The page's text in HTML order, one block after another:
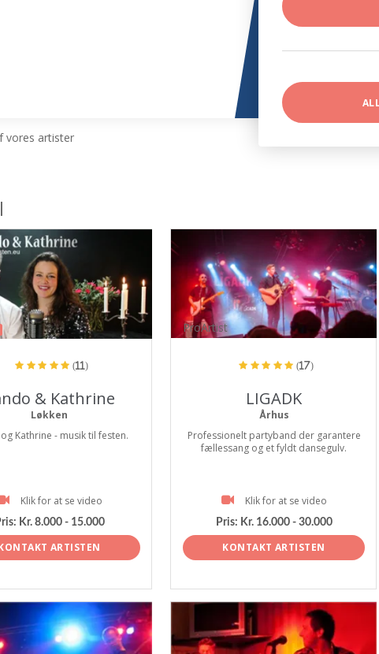
vores artister
(11)
& Kathrine
Løkken
Kathrine - musik til festen.
Klik for at se video
Kr. 8.000 - 15.000
ARTISTEN
ProArtist
(17)
LIGADK
Århus
Professionelt partyband der garantere
fællessang og et fyldt dansegulv.
Klik for at se video
Pris: Kr. 16.000 - 30.000
KONTAKT ARTISTEN